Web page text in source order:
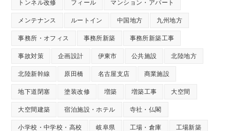
トンネル改修 フィール マンション・アパート
メンテナンス ルートイン 中国地方 九州地方
事務所・オフィス 事務所新築 事務所新築工事
事故対策 企画設計 伊東市 公共施設 北陸地方
北陸新幹線 原田橋 名古屋支店 商業施設
地下道閉塞 塗装改修 増築 増築工事 大空間
大空間建築 宿泊施設・ホテル 寺社・仏閣
小学校・中学校・高校 岐阜県 工場・倉庫 工場新築